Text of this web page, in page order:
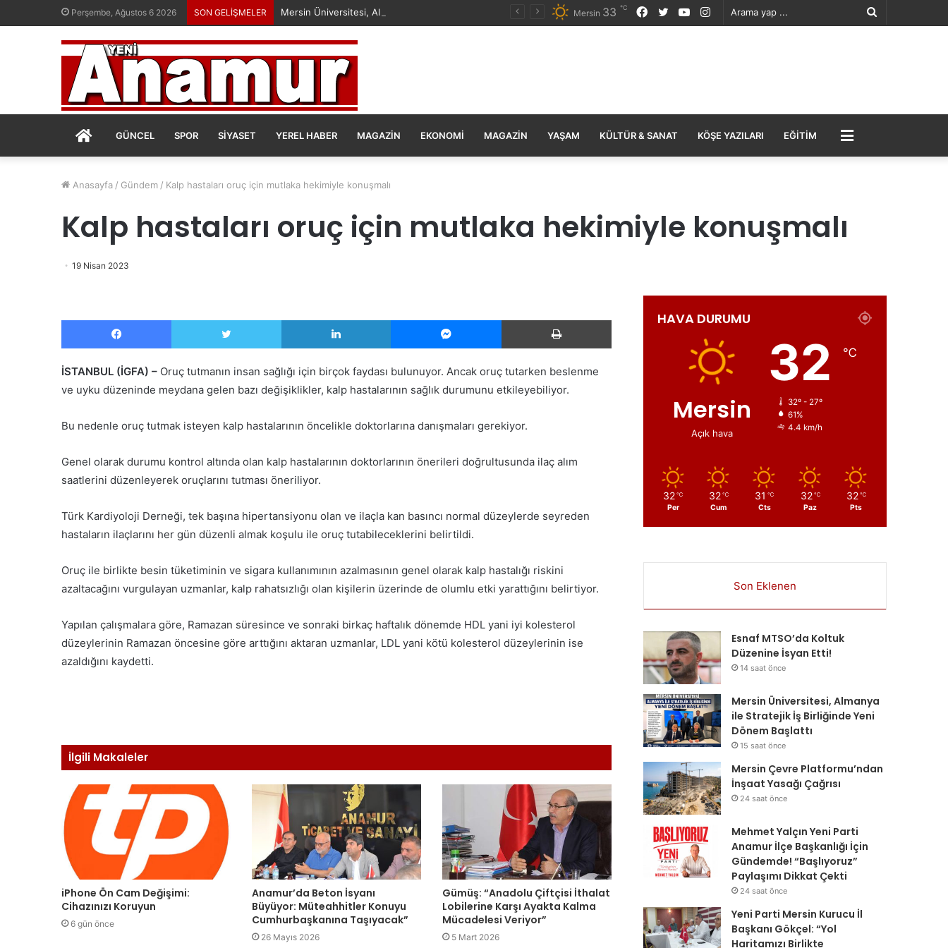
Perşembe, Ağustos 6 2026 SON GELİŞMELER
Arama
Instagram
YouTube
Twitter
Facebook
Mersin 33 ℃
ANASAYFA
GÜNCEL SPOR SIYASET YEREL HABER MAGAZIN EKONOMI MAGAZIN YAŞAM KÜLTÜR & SANAT KÖŞE YAZILARI EĞITIM MENÜ
Anasayfa / Gündem / Kalp hastaları oruç için mutlaka hekimiyle konuşmalı
Kalp hastaları oruç için mutlaka hekimiyle konuşmalı
19 Nisan 2023
Facebook Twitter LinkedIn Messenger Yazdır
İSTANBUL (İGFA) – Oruç tutmanın insan sağlığı için birçok faydası bulunuyor. Ancak oruç tutarken beslenme
ve uyku düzeninde meydana gelen bazı değişiklikler, kalp hastalarının sağlık durumunu etkileyebiliyor.
Bu nedenle oruç tutmak isteyen kalp hastalarının öncelikle doktorlarına danışmaları gerekiyor.
Genel olarak durumu kontrol altında olan kalp hastalarının doktorlarının önerileri doğrultusunda ilaç alım
saatlerini düzenleyerek oruçlarını tutması öneriliyor.
Türk Kardiyoloji Derneği, tek başına hipertansiyonu olan ve ilaçla kan basıncı normal düzeylerde seyreden
hastaların ilaçlarını her gün düzenli almak koşulu ile oruç tutabileceklerini belirtildi.
Oruç ile birlikte besin tüketiminin ve sigara kullanımının azalmasının genel olarak kalp hastalığı riskini
azaltacağını vurgulayan uzmanlar, kalp rahatsızlığı olan kişilerin üzerinde de olumlu etki yarattığını belirtiyor.
Yapılan çalışmalara göre, Ramazan süresince ve sonraki birkaç haftalık dönemde HDL yani iyi kolesterol
düzeylerinin Ramazan öncesine göre arttığını aktaran uzmanlar, LDL yani kötü kolesterol düzeylerinin ise
azaldığını kaydetti.
İlgili Makaleler
iPhone Ön Cam Değişimi:
Cihazınızı Koruyun
6 gün önce
Anamur’da Beton İsyanı
Büyüyor: Müteahhitler Konuyu
Cumhurbaşkanına Taşıyacak”
26 Mayıs 2026
Gümüş: “Anadolu Çiftçisi İthalat
Lobilerine Karşı Ayakta Kalma
Mücadelesi Veriyor”
5 Mart 2026
HAVA DURUMU
Mersin
Açık hava
32 ℃
32º - 27º
61%
4.4 km/h
32 ℃
Per
32 ℃
Cum
31 ℃
Cts
32 ℃
Paz
32 ℃
Pts
Son Eklenen
Esnaf MTSO’da Koltuk
Düzenine İsyan Etti!
14 saat önce
Mersin Üniversitesi, Almanya
ile Stratejik İş Birliğinde Yeni
Dönem Başlattı
15 saat önce
Mersin Çevre Platformu’ndan
İnşaat Yasağı Çağrısı
24 saat önce
Mehmet Yalçın Yeni Parti
Anamur İlçe Başkanlığı İçin
Gündemde! “Başlıyoruz”
Paylaşımı Dikkat Çekti
24 saat önce
Yeni Parti Mersin Kurucu İl
Başkanı Gökçel: “Yol
Haritamızı Birlikte